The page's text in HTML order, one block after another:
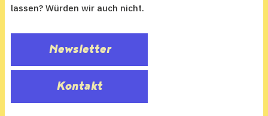
lassen? Würden wir auch nicht.
Newsletter
Kontakt